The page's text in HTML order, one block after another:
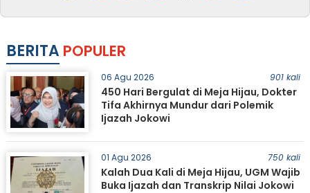
BERITA POPULER
06 Agu 2026 901 kali
450 Hari Bergulat di Meja Hijau, Dokter
Tifa Akhirnya Mundur dari Polemik
Ijazah Jokowi
01 Agu 2026 750 kali
Kalah Dua Kali di Meja Hijau, UGM Wajib
Buka Ijazah dan Transkrip Nilai Jokowi